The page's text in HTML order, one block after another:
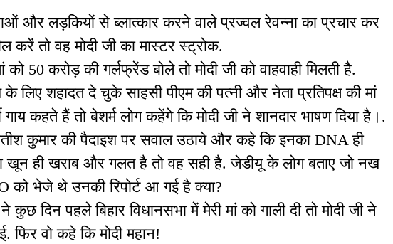
और लड़कियों से ब्लात्कार करने वाले प्रज्वल रेवन्ना का प्रचार कर
करें तो वह मोदी जी का मास्टर स्ट्रोक.
को 50 करोड़ की गर्लफ्रेंड बोले तो मोदी जी को वाहवाही मिलती है.
के लिए शहादत दे चुके साहसी पीएम की पत्नी और नेता प्रतिपक्ष की मां
गाय कहते हैं तो बेशर्म लोग कहेंगे कि मोदी जी ने शानदार भाषण दिया है।.
कुमार की पैदाइश पर सवाल उठाये और कहे कि इनका DNA ही
खून ही खराब और गलत है तो वह सही है. जेडीयू के लोग बताए जो नख
को भेजे थे उनकी रिपोर्ट आ गई है क्या?
दिन पहले बिहार विधानसभा में मेरी मां को गाली दी तो मोदी जी ने
फिर वो कहे कि मोदी महान!